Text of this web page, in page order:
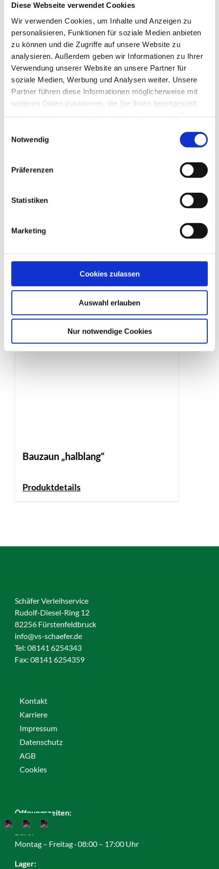
Diese Webseite verwendet Cookies
Wir verwenden Cookies, um Inhalte und Anzeigen zu
personalisieren, Funktionen für soziale Medien anbieten
zu können und die Zugriffe auf unsere Website zu
analysieren. Außerdem geben wir Informationen zu Ihrer
Verwendung unserer Website an unsere Partner für
soziale Medien, Werbung und Analysen weiter. Unsere
Partner führen diese Informationen möglicherweise mit
weiteren Daten zusammen, die Sie ihnen bereitgestellt
Notwendig
Präferenzen
Statistiken
Marketing
Cookies zulassen
Auswahl erlauben
Nur notwendige Cookies
Bauzaun „engmaschig“
Produktdetails
Bauzaun „halblang“
Produktdetails
Schäfer Verleihservice
Rudolf-Diesel-Ring 12
82256 Fürstenfeldbruck
info@vs-schaefer.de
Tel: 08141 6254343
Fax: 08141 6254359
Kontakt
Karriere
Impressum
Datenschutz
AGB
Cookies
Öffnungszeiten:
Montag – Freitag · 08:00 – 17:00 Uhr
Lager: